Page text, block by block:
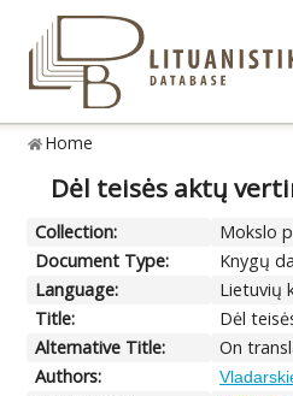
Home
Dėl teisės aktų
Collection:
Mokslo
Document Type:
Knygų
Language:
Lietuvių
Title:
Dėl
Alternative Title:
On
Authors: